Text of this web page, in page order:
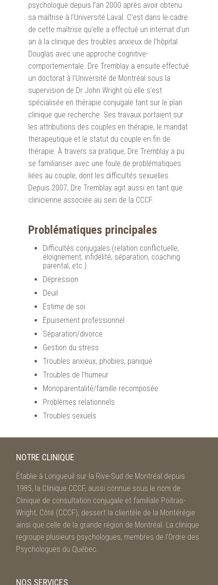
psychologue depuis l’an 2000 après avoir obtenu
sa maîtrise à l’Université Laval. C’est dans le cadre
de cette maîtrise qu’elle a effectué un internat d’un
an à la clinique des troubles anxieux de l’hôpital
Douglas avec une approche cognitive-
comportementale. Dre Tremblay a ensuite effectué
un doctorat à l’Université de Montréal sous la
supervision de Dr John Wright où elle s’est
spécialisée en thérapie conjugale tant sur le plan
clinique que recherche. Ses travaux portaient sur
les attributions des couples en thérapie, le mandat
thérapeutique et le statut du couple en fin de
thérapie. À travers sa pratique, Dre Tremblay a pu
se familiariser avec une foule de problématiques
liées au couple, dont les difficultés sexuelles.
Depuis 2007, Dre Tremblay agit aussi en tant que
clinicienne associée au sein de la CCCF.
Problématiques principales
Difficultés conjugales (relation conflictuelle,
éloignement, infidélité, séparation, coaching
parental, etc.)
Dépression
Deuil
Estime de soi
Épuisement professionnel
Séparation/divorce
Gestion du stress
Troubles anxieux, phobies, panique
Troubles de l’humeur
Monoparentalité/famille recomposée
Problèmes relationnels
Troubles sexuels
NOTRE CLINIQUE
Établie à Longueuil sur la Rive-Sud de Montréal depuis
1985, la Clinique CCCF, aussi connue sous le nom de
Clinique de consultation conjugale et familiale Poitras-
Wright, Côté (CCCF), dessert la clientèle de la Montérégie
ainsi que celle de la grande région de Montréal. La clinique
regroupe plusieurs psychologues, membres de l’Ordre des
Psychologues du Québec.
NOS SERVICES